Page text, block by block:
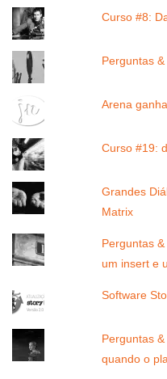
Curso #8:
Perguntas
Arena
Curso #19:
Grandes
Matrix
Perguntas
um insert e
Software
Perguntas
quando o